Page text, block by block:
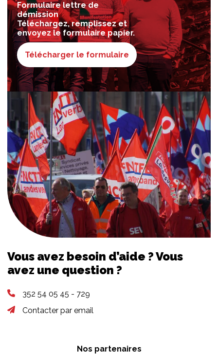
Formulaire lettre de
démission
Téléchargez, remplissez et
envoyez le formulaire papier.
Télécharger le formulaire
Vous avez besoin d’aide ? Vous
avez une question ?
352 54 05 45 - 729
Contacter par email
Nos partenaires